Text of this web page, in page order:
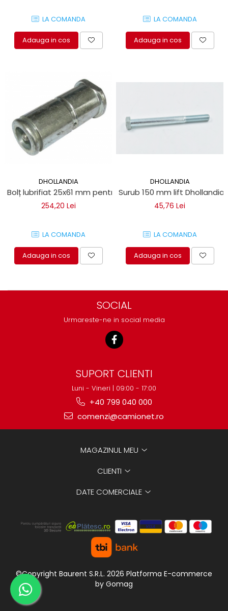
LA COMANDA
Adauga in cos
LA COMANDA
Adauga in cos
DHOLLANDIA
Bolț lubrifiat 25x61 mm pentru lifturi hidraulice Dhollandia
254,20 Lei
LA COMANDA
Adauga in cos
DHOLLANDIA
Surub 150 mm lift Dhollandia
45,76 Lei
LA COMANDA
Adauga in cos
SOCIAL
Urmareste-ne in social media
SUPORT CLIENTI
Luni - Vineri | 09:00 - 17:00
+40 799 040 000
comenzi@camionet.ro
MAGAZINUL MEU
CLIENTI
DATE COMERCIALE
©Copyright Baurent S.R.L. 2026 Platforma E-commerce
by Gomag